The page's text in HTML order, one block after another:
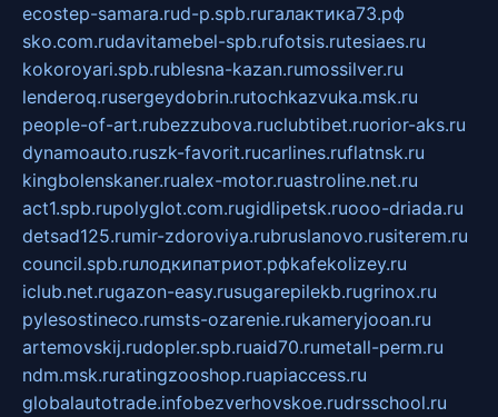
ecostep-samara.rud-p.spb.ruгалактика73.рф
sko.com.rudavitamebel-spb.rufotsis.rutesiaes.ru
kokoroyari.spb.rublesna-kazan.rumossilver.ru
lenderoq.rusergeydobrin.rutochkazvuka.msk.ru
people-of-art.rubezzubova.ruclubtibet.ruorior-aks.ru
dynamoauto.ruszk-favorit.rucarlines.ruflatnsk.ru
kingbolenskaner.rualex-motor.ruastroline.net.ru
act1.spb.rupolyglot.com.rugidlipetsk.ruooo-driada.ru
detsad125.rumir-zdoroviya.rubruslanovo.rusiterem.ru
council.spb.ruлодкипатриот.рфkafekolizey.ru
iclub.net.rugazon-easy.rusugarepilekb.rugrinox.ru
pylesostineco.rumsts-ozarenie.rukameryjooan.ru
artemovskij.rudopler.spb.ruaid70.rumetall-perm.ru
ndm.msk.ruratingzooshop.ruapiaccess.ru
globalautotrade.infobezverhovskoe.rudrsschool.ru